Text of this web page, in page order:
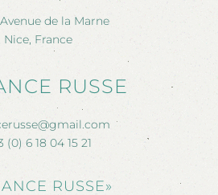
Avenue de la Marne
Nice, France
RUSSE
(0) 6 18 04 15 21
RUSSE»